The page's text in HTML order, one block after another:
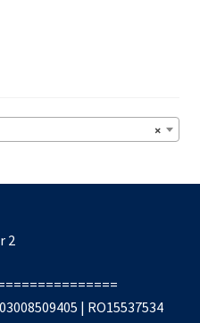
×
2
| RO15537534